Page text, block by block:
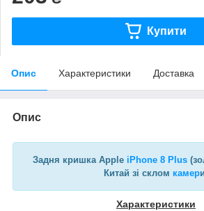
Купити
Опис Характеристики Доставка
Опис
Задня кришка Apple iPhone 8 Plus
Китай зі склом камер
Характеристики